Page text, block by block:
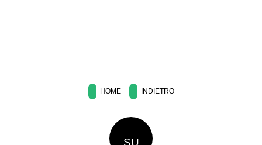
HOME INDIETRO